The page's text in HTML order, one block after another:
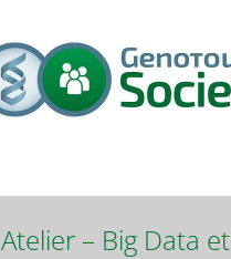
Atelier – Big Data et